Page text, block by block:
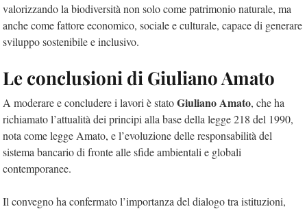
valorizzando la biodiversità non solo come patrimonio naturale, ma
anche come fattore economico, sociale e culturale, capace di generare
sviluppo sostenibile e inclusivo.
Le conclusioni di Giuliano Amato
A moderare e concludere i lavori è statoGiuliano Amato, che ha
richiamato l’attualità dei principi alla base della legge 218 del 1990,
nota come legge Amato, e l’evoluzione delle responsabilità del
sistema bancario di fronte alle sfide ambientali e globali
contemporanee.
Il convegno ha confermato l’importanza del dialogo tra istituzioni,